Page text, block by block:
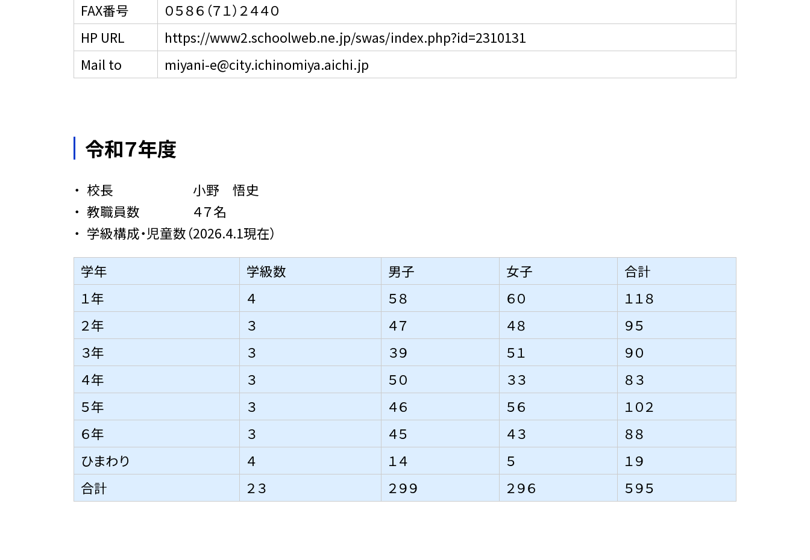
FAX番号
０５８６（７１）２４４０
HP URL
https://www2.schoolweb.ne.jp/swas/index.php?id=2310131
Mail to
miyani-e@city.ichinomiya.aichi.jp
令和７年度
校長 小野 悟史
教職員数 ４７名
学級構成・児童数（2026.4.1現在）
学年 学級数 男子 女子
合計
１年
４ ５８ ６０
１１８
２年
３ ４７ ４８
９５
３年
３ ３９ ５１
９０
４年
３ ５０ ３３
８３
５年
３ ４６ ５６
１０２
６年
３ ４５ ４３
８８
ひまわり
４ １４ ５
１９
合計
２３ ２９９ ２９６ ５９５